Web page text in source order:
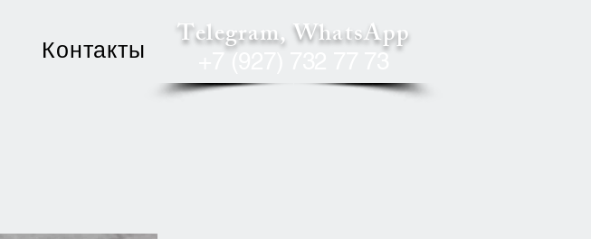
Контакты Telegram, WhatsApp
+7 (927) 732 77 73